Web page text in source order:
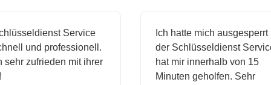
Service
und professionell.
zufrieden mit ihrer
Ich hatte mich ausgesperrt und
der Schlüsseldienst Service
hat mir innerhalb von 15
Minuten geholfen. Sehr